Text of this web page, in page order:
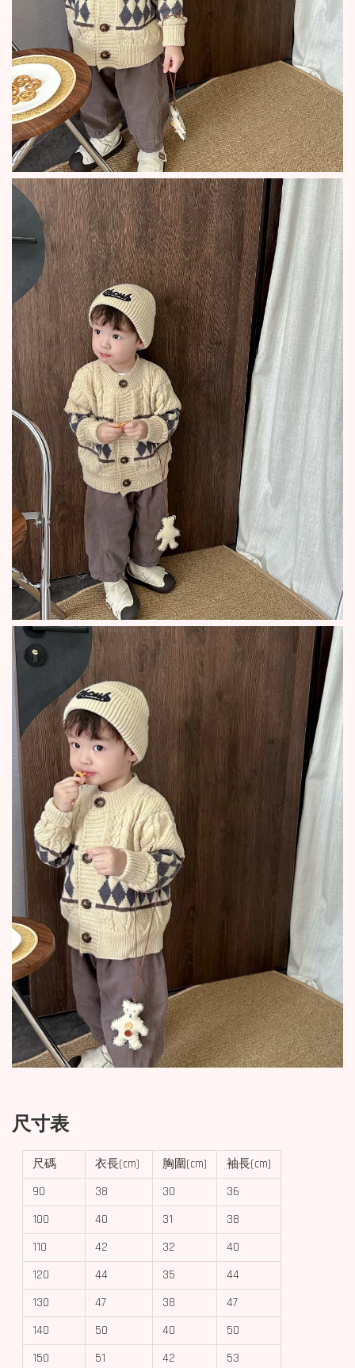
尺寸表
尺碼 衣長(cm) 胸圍(cm)
袖長(cm)
90
38 30
36
100
40 31
38
110
42 32
40
120
44 35
44
130
47 38
47
140
50 40
50
150
51 42 53